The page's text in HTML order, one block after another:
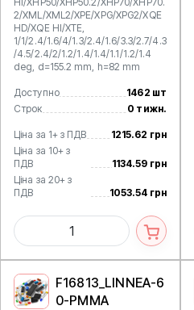
2/XML/XML2/XPE/XPG/XPG2/XQE
HD/XQE HI/XTE,
1/1/2.4/1.6/4/1.3/2.4/1.6/3.3/2.7/4.3
/4.5/2.4/2/1.2/1.4/1.4/1.1/1.2/1.4
deg, d=155.2 mm, h=82 mm
Доступно
1462 шт
Строк
0 тижн.
Ціна за 1+ з ПДВ
1215.62 грн
Ціна за 10+ з
ПДВ
1134.59 грн
Ціна за 20+ з
ПДВ
1053.54 грн
F16813_LINNEA-6
0-PMMA